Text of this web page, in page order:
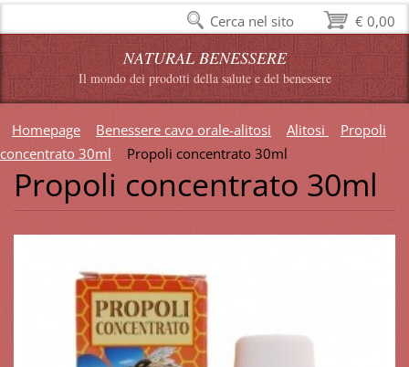
NATURAL BENESSERE
Il mondo dei prodotti della salute e del benessere
Homepage Benessere cavo orale-alitosi Alitosi
Propoli
concentrato 30ml
Propoli concentrato 30ml
Propoli concentrato 30ml
€ 0,00
Cerca nel sito